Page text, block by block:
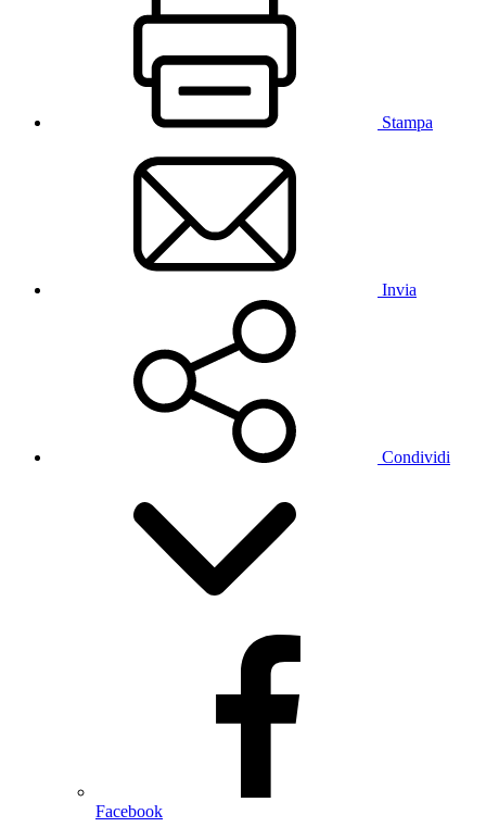
Stampa
Invia
Condividi
Facebook